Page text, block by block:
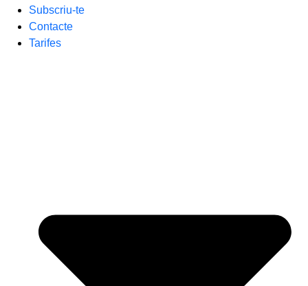
Subscriu-te
Contacte
Tarifes